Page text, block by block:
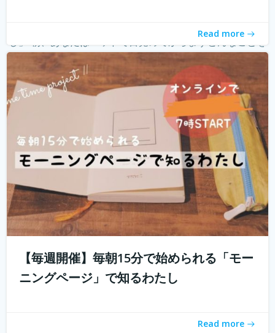
Read more
考えていますか？ 「今日やることってなんだったっけ？」
「とりあえず用事を済ませないと」 起きたときに思い出す
ことのなかでどれくらいが「...続きを読む
【毎週開催】毎朝15分で始められる「モー
ニングページ」で知るわたし
Read more
ちそうが詰まった１箱がおうちに届く。「旅のしおり」も